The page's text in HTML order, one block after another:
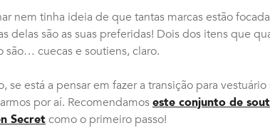
nem tinha ideia de que tantas marcas estão
delas são as suas preferidas! Dois dos itens que
são… cuecas e soutiens, claro.
se está a pensar em fazer a transição para
por aí. Recomendamoseste conjunto de
Secretcomo o primeiro passo!